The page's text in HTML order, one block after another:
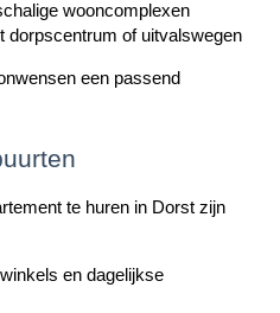
wooncomplexen
dorpscentrum of uitvalswegen
een passend
te huren in Dorst zijn
en dagelijkse